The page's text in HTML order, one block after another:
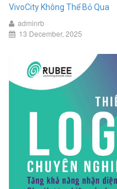
VivoCity Không Thể Bỏ Qua
adminrb
13 December, 2025